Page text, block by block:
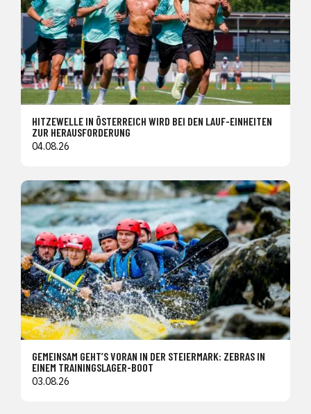
HITZEWELLE IN ÖSTERREICH WIRD BEI DEN LAUF-EINHEITEN
ZUR HERAUSFORDERUNG
04.08.26
GEMEINSAM GEHT’S VORAN IN DER STEIERMARK: ZEBRAS IN
EINEM TRAININGSLAGER-BOOT
03.08.26